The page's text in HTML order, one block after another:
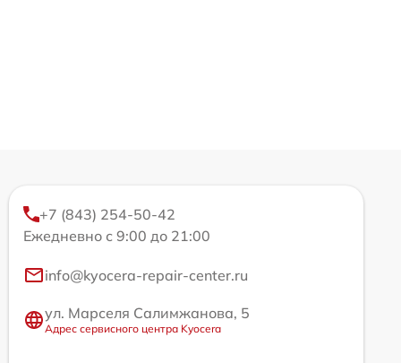
+7 (843) 254-50-42
Ежедневно с 9:00 до 21:00
info@kyocera-repair-center.ru
ул. Марселя Салимжанова, 5
Адрес сервисного центра Kyocera